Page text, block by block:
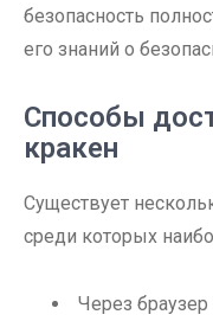
безопасность
его знаний о
Способы
кракен
Существует
среди которых
Через